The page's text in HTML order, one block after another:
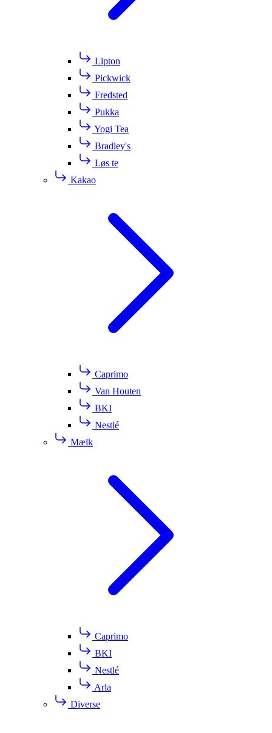
Lipton
Pickwick
Fredsted
Pukka
Yogi Tea
Bradley's
Løs te
Kakao
Caprimo
Van Houten
BKI
Nestlé
Mælk
Caprimo
BKI
Nestlé
Arla
Diverse